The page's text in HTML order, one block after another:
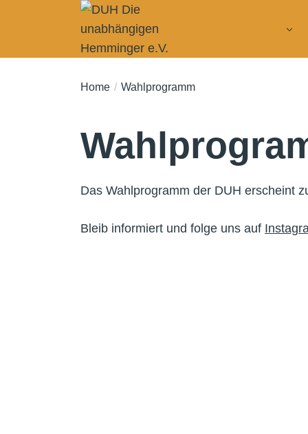
content
Die
e.V.
Home Wahlprogramm
Das Wahlprogramm der DUH erscheint
Bleib informiert und folge uns auf